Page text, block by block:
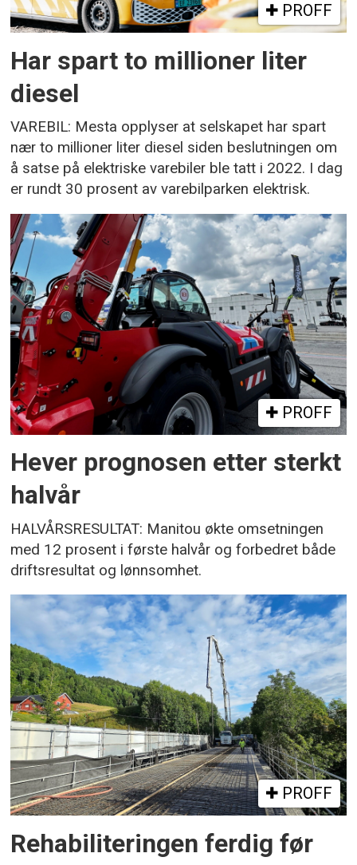
PROFF
Har spart to millioner liter
diesel
VAREBIL: Mesta opplyser at selskapet har spart
nær to millioner liter diesel siden beslutningen om
å satse på elektriske varebiler ble tatt i 2022. I dag
er rundt 30 prosent av varebilparken elektrisk.
PROFF
Hever prognosen etter sterkt
halvår
HALVÅRSRESULTAT: Manitou økte omsetningen
med 12 prosent i første halvår og forbedret både
driftsresultat og lønnsomhet.
PROFF
Rehabiliteringen ferdig før